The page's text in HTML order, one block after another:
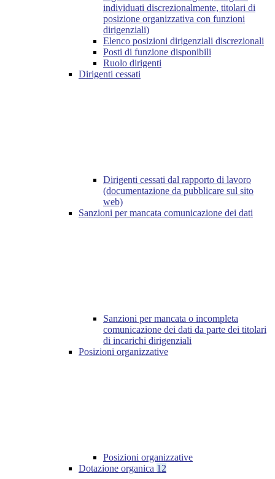
individuati discrezionalmente, titolari di
posizione organizzativa con funzioni
dirigenziali)
Elenco posizioni dirigenziali discrezionali
Posti di funzione disponibili
Ruolo dirigenti
Dirigenti cessati
Dirigenti cessati dal rapporto di lavoro
(documentazione da pubblicare sul sito
web)
Sanzioni per mancata comunicazione dei dati
Sanzioni per mancata o incompleta
comunicazione dei dati da parte dei titolari
di incarichi dirigenziali
Posizioni organizzative
Posizioni organizzative
Dotazione organica 12